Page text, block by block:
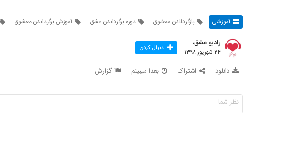
آموزشی بازگرداندن معشوق دوره برگرداندن عشق آموزش برگرداندن معشوق
رادیو عشق،
۲۴ شهریور ۱۳۹۸ دنبال کردن
دانلود اشتراک بعدا میبینم گزارش